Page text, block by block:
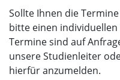
Sollte Ihnen die
bitte einen
Termine sind auf
unsere Studienleiter
hierfür anzumelden.